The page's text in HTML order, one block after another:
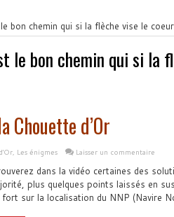
le bon chemin qui si la flèche vise le coeur
le bon chemin qui si la
Chouette d’Or
, Les énigmes Laisser un commentaire
dans la vidéo certaines des
plus quelques points laissés en
sur la localisation du NNP (Navire